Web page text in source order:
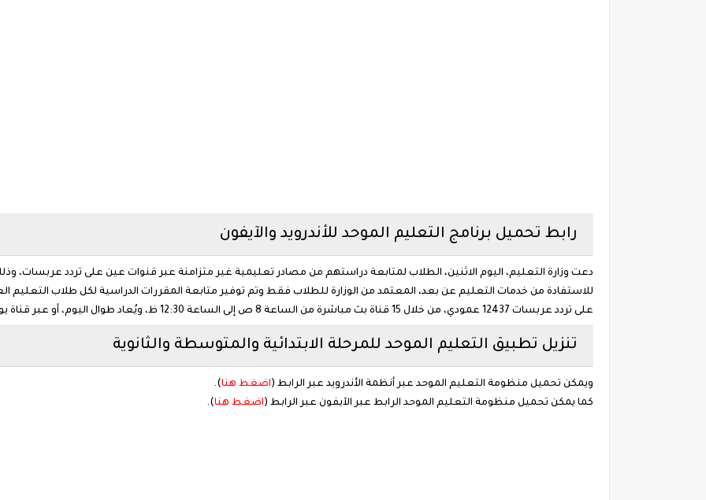
رابط تحميل برنامج التعليم الموحد للأندرويد والآيفون
دعت وزارة التعليم، اليوم الاثنين، الطلاب لمتابعة دراستهم من مصادر تعليمية غير متزامنة عبر قنوات عين على تردد عربسات،
للاستفادة من خدمات التعليم عن بعد، المعتمد من الوزارة للطلاب فقط وتم توفير متابعة المقررات الدراسية لكل طلاب التعليم
على تردد عربسات 12437 عمودي، من خلال 15 قناة بث مباشرة من الساعة 8 ص إلى الساعة 12:30 ظ، ويُعاد طوال اليوم، أو عبر قناة يوتيوب التعليمية على مدار الساعة.
تنزيل تطبيق التعليم الموحد للمرحلة الابتدائية والمتوسطة والثانوية
ويمكن تحميل منظومة التعليم الموحد عبر أنظمة الأندرويد عبر الرابط (اضغط هنا).
كما يمكن تحميل منظومة التعليم الموحد الرابط عبر الآيفون عبر الرابط (اضغط هنا).